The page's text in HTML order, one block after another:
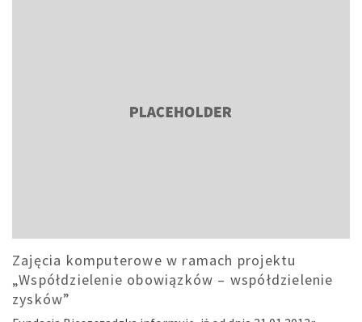
Zajęcia komputerowe w ramach projektu
„Współdzielenie obowiązków – współdzielenie
zysków”